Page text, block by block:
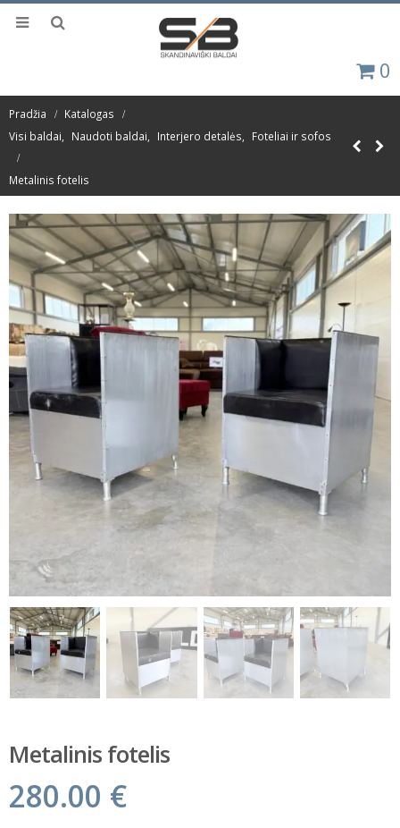
0
Pradžia
Katalogas
Visi baldai, Naudoti baldai, Interjero detalės, Foteliai ir sofos
Metalinis fotelis
Metalinis fotelis
280.00 €